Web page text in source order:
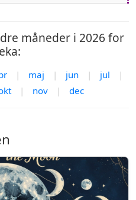
måneder i 2026 for
| maj | jun | jul
|
| nov | dec